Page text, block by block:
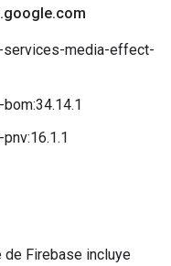
.google.com
services-media-effect-
de Firebase incluye